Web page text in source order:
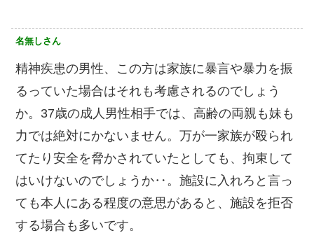
名無しさん
精神疾患の男性、この方は家族に暴言や暴力を振
るっていた場合はそれも考慮されるのでしょう
か。37歳の成人男性相手では、高齢の両親も妹も
力では絶対にかないません。万が一家族が殴られ
てたり安全を脅かされていたとしても、拘束して
はいけないのでしょうか‥。施設に入れろと言っ
ても本人にある程度の意思があると、施設を拒否
する場合も多いです。